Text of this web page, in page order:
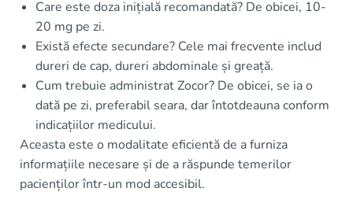
Care este doza inițială recomandată? De obicei, 10-
20 mg pe zi.
Există efecte secundare? Cele mai frecvente includ
dureri de cap, dureri abdominale și greață.
Cum trebuie administrat Zocor? De obicei, se ia o
dată pe zi, preferabil seara, dar întotdeauna conform
indicațiilor medicului.
Aceasta este o modalitate eficientă de a furniza
informațiile necesare și de a răspunde temerilor
pacienților într-un mod accesibil.